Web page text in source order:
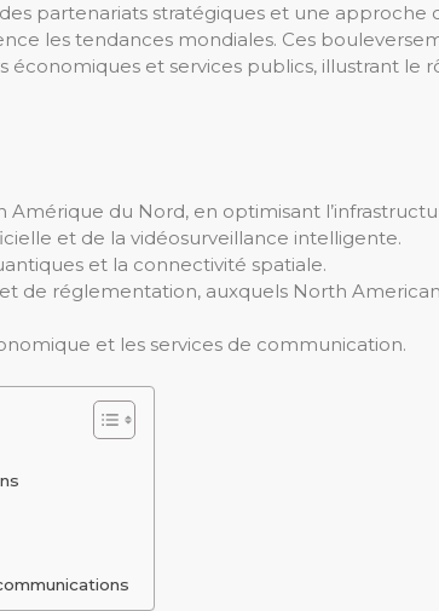
partenariats stratégiques et une approche
les tendances mondiales. Ces
et services publics, illustrant le
du Nord, en optimisant
et de la vidéosurveillance intelligente.
et la connectivité spatiale.
de réglementation, auxquels North
et les services de communication.